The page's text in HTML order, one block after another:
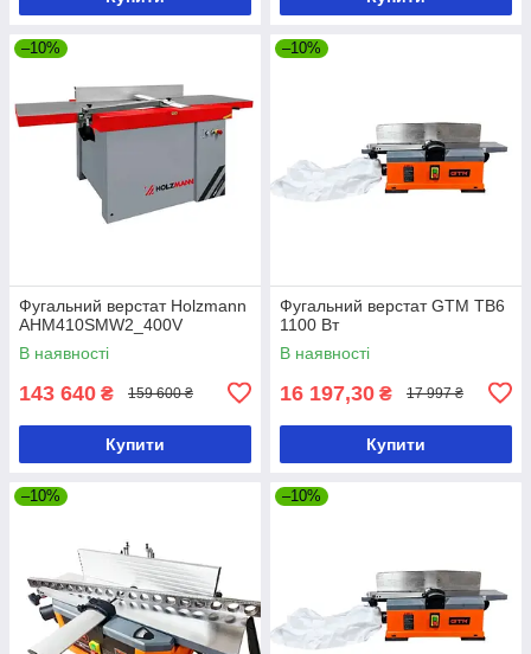
–10%
Фугальний верстат Holzmann
AHM410SMW2_400V
В наявності
143 640 ₴ 159 600 ₴
Купити
–10%
Фугальний верстат GTM TB6
1100 Вт
В наявності
16 197,30 ₴ 17 997 ₴
Купити
–10% –10%